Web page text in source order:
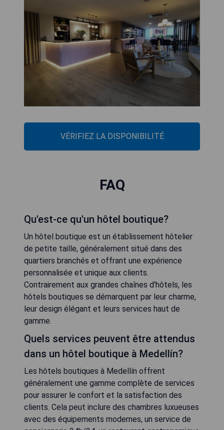
VÉRIFIEZ LA DISPONIBILITÉ
FAQ
Qu'est-ce qu'un hôtel boutique?
Un hôtel boutique est un établissement hôtelier
de petite taille, généralement situé dans des
quartiers branchés et offrant une expérience
personnalisée et unique aux clients.
Contrairement aux grandes chaînes d'hôtels, les
hôtels boutiques se démarquent par leur charme,
leur design élégant et leurs services haut de
gamme.
Quels services peuvent être attendus
dans un hôtel boutique à Medellín?
Les hôtels boutiques à Medellín offrent
généralement une gamme complète de services
pour assurer le confort et la satisfaction des
clients. Cela peut inclure des chambres luxueuses
avec des équipements modernes, un service de